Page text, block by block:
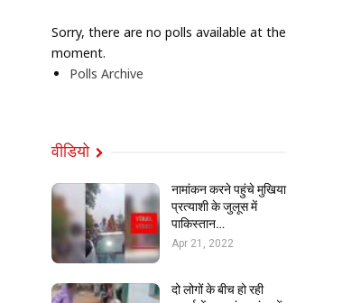
Sorry, there are no polls available at the
moment.
Polls Archive
वीडियो
नामांकन करने पहुंचे मुखिया
प्रत्याशी के जुलूस में
पाकिस्तान…
Apr 21, 2022
दो लोगों के बीच हो रही